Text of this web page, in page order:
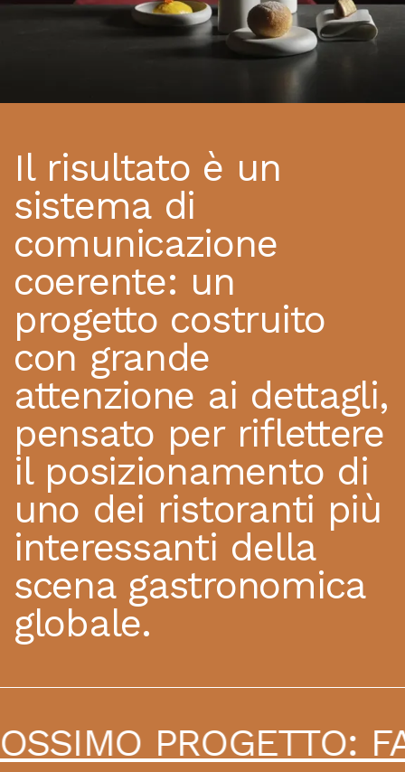
Il risultato è un
sistema di
comunicazione
coerente: un
progetto costruito
con grande
attenzione ai dettagli,
pensato per riflettere
il posizionamento di
uno dei ristoranti più
interessanti della
scena gastronomica
globale.
PROGETTO: